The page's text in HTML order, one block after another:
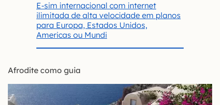
E-sim internacional com internet
ilimitada de alta velocidade em planos
para Europa, Estados Unidos,
Americas ou Mundi
Afrodite como guia